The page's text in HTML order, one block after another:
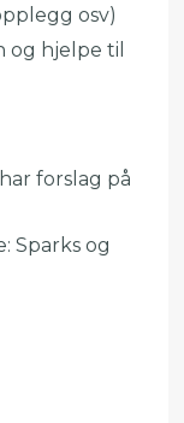
osv)
og hjelpe til
forslag på
Sparks og